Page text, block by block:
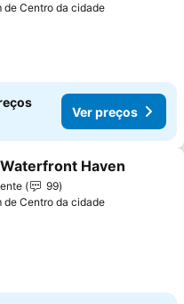
de Centro da cidade
Ver preços
aos favoritos
Haven
99
de Centro da cidade